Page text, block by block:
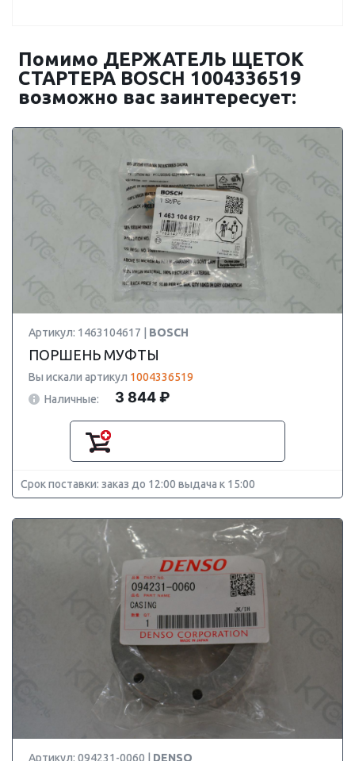
Помимо ДЕРЖАТЕЛЬ ЩЕТОК
СТАРТЕРА BOSCH 1004336519
возможно вас заинтересует:
Артикул: 1463104617 | BOSCH
ПОРШЕНЬ МУФТЫ
Вы искали артикул 1004336519
Наличные:
3 844 ₽
Срок поставки: заказ до 12:00 выдача к 15:00
Артикул: 094231-0060 | DENSO